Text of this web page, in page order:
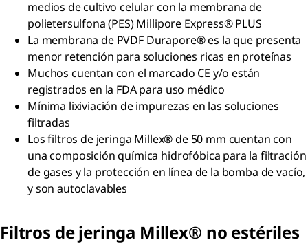
medios de cultivo celular con la membrana de
polietersulfona (PES) Millipore Express® PLUS
La membrana de PVDF Durapore® es la que presenta
menor retención para soluciones ricas en proteínas
Muchos cuentan con el marcado CE y/o están
registrados en la FDA para uso médico
Mínima lixiviación de impurezas en las soluciones
filtradas
Los filtros de jeringa Millex® de 50 mm cuentan con
una composición química hidrofóbica para la filtración
de gases y la protección en línea de la bomba de vacío,
y son autoclavables
Filtros de jeringa Millex® no estériles